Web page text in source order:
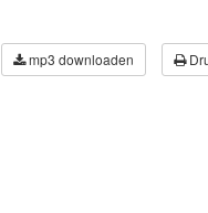
mp3 downloaden